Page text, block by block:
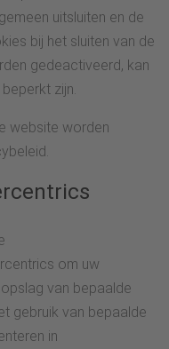
uitsluiten en de
bij het sluiten van de
gedeactiveerd, kan
zijn.
website worden
om uw
van bepaalde
gebruik van bepaalde
in